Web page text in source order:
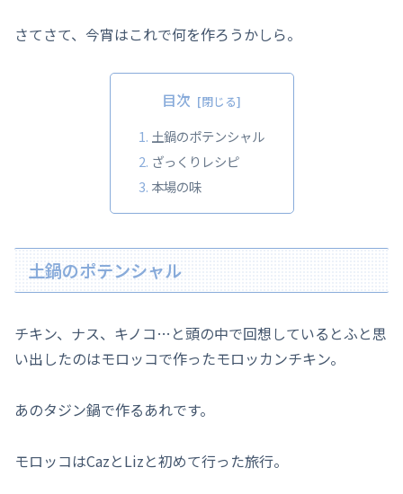
さてさて、今宵はこれで何を作ろうかしら。
目次
土鍋のポテンシャル
ざっくりレシピ
本場の味
土鍋のポテンシャル
チキン、ナス、キノコ…と頭の中で回想しているとふと思
い出したのはモロッコで作ったモロッカンチキン。
あのタジン鍋で作るあれです。
モロッコはCazとLizと初めて行った旅行。